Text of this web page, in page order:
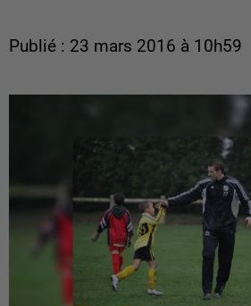
Publié : 23 mars 2016 à 10h59